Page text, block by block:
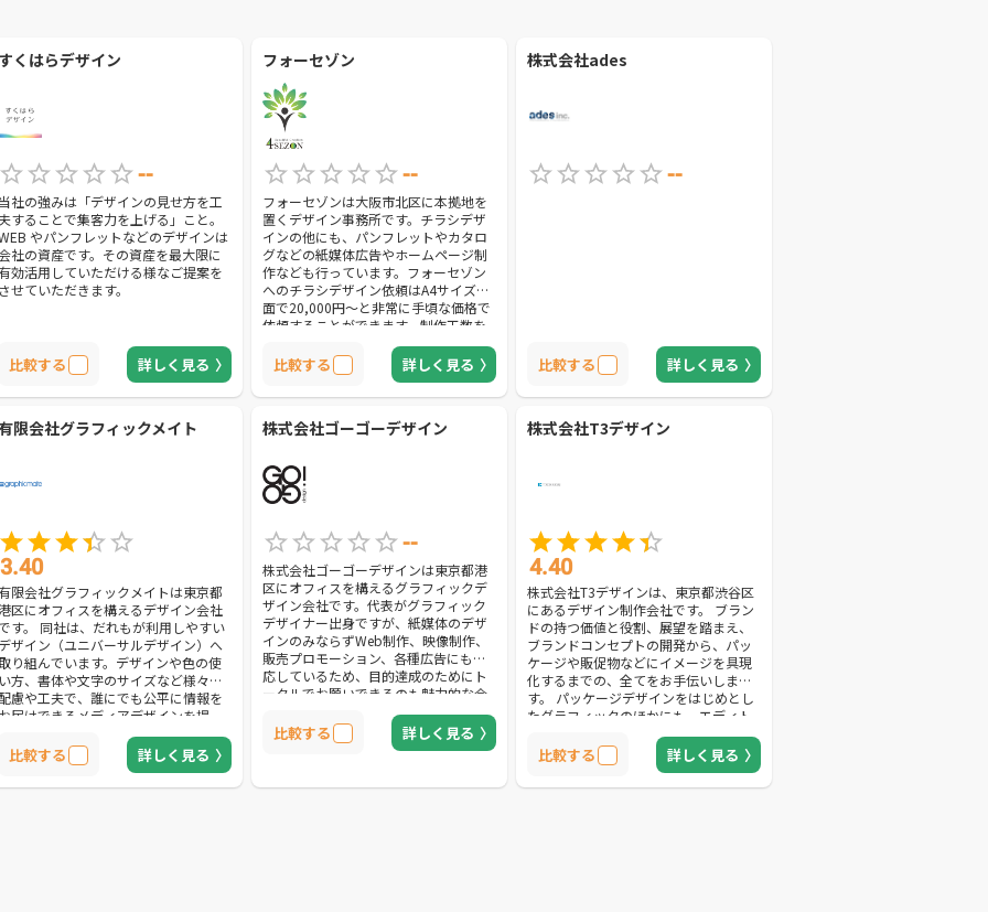
くはらデザイン
--
社の強みは「デザインの見せ方を工
することで集客力を上げる」こと。
やパンフレットなどのデザインは
社の資産です。その資産を最大限に
効活用していただける様なご提案を
せていただきます。
比較する 詳しく見る
フォーセゾン
--
フォーセゾンは大阪市北区に本拠地を
置くデザイン事務所です。チラシデザ
インの他にも、パンフレットやカタロ
グなどの紙媒体広告やホームページ制
作なども行っています。フォーセゾン
へのチラシデザイン依頼はA4サイズ片
面で20,000円〜と非常に手頃な価格で
依頼することができます。制作工数を
細かく設定し、お客様の素材データ持
ち込みなどに柔軟に応じての費用削減
を可能としています。そして、フォー
セゾンは価格の手頃さだけでなくコピ
す。コピーライティングのみの依頼や
ティングを重視している方におすすめ
の会社です。
比較する 詳しく見る
株式会社ades
--
比較する 詳しく見る
限会社グラフィックメイト
3.40
限会社グラフィックメイトは東京都
区にオフィスを構えるデザイン会社
す。 同社は、だれもが利用しやすい
ザイン（ユニバーサルデザイン）へ
り組んでいます。デザインや色の使
方、書体や文字のサイズなど様々な
慮や工夫で、誰にでも公平に情報を
届けできるメディアデザインを提
。パンフレットやポスター、ニュー
レター、広報誌・社内報など幅広い
ラフィックデザインに対応していま
。 また、社史や年史、記念誌なども
比較する 詳しく見る
株式会社ゴーゴーデザイン
--
株式会社ゴーゴーデザインは東京都港
区にオフィスを構えるグラフィックデ
ザイン会社です。代表がグラフィック
デザイナー出身ですが、紙媒体のデザ
インのみならずWeb制作、映像制作、
販売プロモーション、各種広告にも対
応しているため、目的達成のためにト
ータルでお願いできるのも魅力的な会
社です。お客様の課題解決にとことん
拘った企画・提案には定評のある会社
のため、まずは一度ご相談されてみて
比較する 詳しく見る
株式会社T3デザイン
4.40
株式会社T3デザインは、東京都渋谷区
にあるデザイン制作会社です。 ブラン
ドの持つ価値と役割、展望を踏まえ、
ブランドコンセプトの開発から、パッ
ケージや販促物などにイメージを具現
化するまでの、全てをお手伝いしま
す。 パッケージデザインをはじめとし
たグラフィックのほかにも、エディト
リアルやプロダクト、スペースやweb
デザインなど、デザイン全般の事業を
広く手がけている対応力も強みの1つで
す。 商品を最も輝かせる為に、パッケ
比較する 詳しく見る